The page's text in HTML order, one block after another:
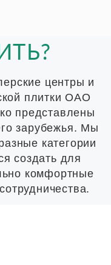
центры и
плитки ОАО
представлены
зарубежья. Мы
категории
создать для
комфортные